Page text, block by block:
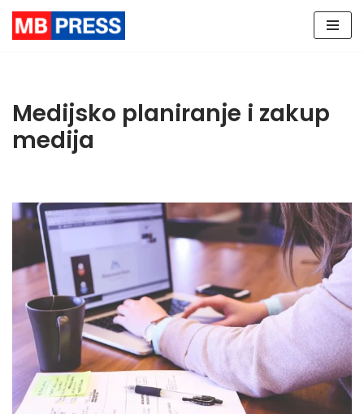
Skip
Medijsko planiranje i zakup
medija